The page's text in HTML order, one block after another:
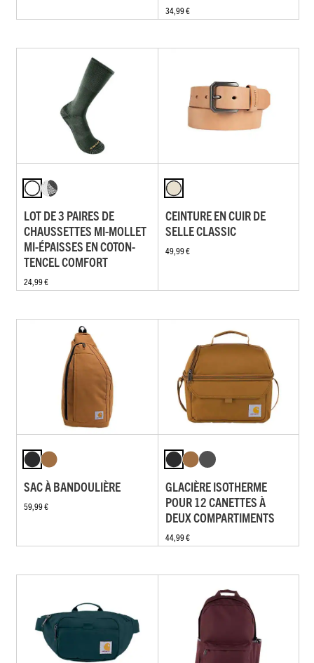
34,99 €
LOT DE 3 PAIRES DE
CHAUSSETTES MI-MOLLET
MI-ÉPAISSES EN COTON-
TENCEL COMFORT
24,99 €
CEINTURE EN CUIR DE
SELLE CLASSIC
49,99 €
SAC À BANDOULIÈRE
59,99 €
GLACIÈRE ISOTHERME
POUR 12 CANETTES À
DEUX COMPARTIMENTS
44,99 €